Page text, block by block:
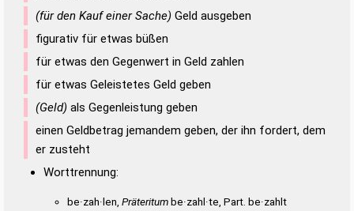
(für den Kauf einer Sache) Geld ausgeben
figurativ für etwas büßen
für etwas den Gegenwert in Geld zahlen
für etwas Geleistetes Geld geben
(Geld) als Gegenleistung geben
einen Geldbetrag jemandem geben, der ihn fordert, dem
er zusteht
Worttrennung:
be·zah·len, Präteritumbe·zahl·te, Part. be·zahlt